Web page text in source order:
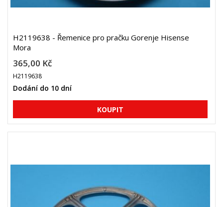
H2119638 - Řemenice pro pračku Gorenje Hisense
Mora
365,00 Kč
H2119638
Dodání do 10 dní